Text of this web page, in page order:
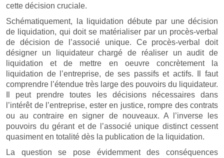
cette décision cruciale.
Schématiquement, la liquidation débute par une décision
de liquidation, qui doit se matérialiser par un procès-verbal
de décision de l’associé unique. Ce procès-verbal doit
désigner un liquidateur chargé de réaliser un audit de
liquidation et de mettre en oeuvre concrètement la
liquidation de l’entreprise, de ses passifs et actifs. Il faut
comprendre l’étendue très large des pouvoirs du liquidateur.
Il peut prendre toutes les décisions nécessaires dans
l’intérêt de l’entreprise, ester en justice, rompre des contrats
ou au contraire en signer de nouveaux. A l’inverse les
pouvoirs du gérant et de l’associé unique distinct cessent
quasiment en totalité dès la publication de la liquidation.
La question se pose évidemment des conséquences